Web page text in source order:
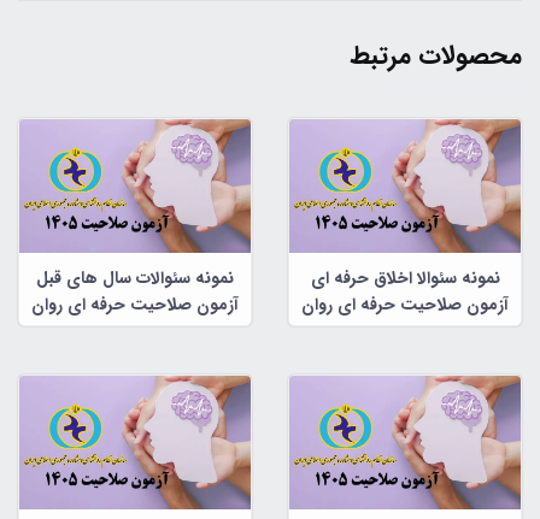
محصولات مرتبط
نمونه سئوالا اخلاق حرفه ای
آزمون صلاحیت حرفه ای روان
شناسان و مشاوران
نمونه سئوالات سال های قبل
آزمون صلاحیت حرفه ای روان
شناسان و مشاوران